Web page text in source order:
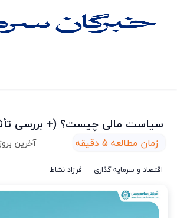
سیاست مالی چیست؟ (+ بررسی
زمان مطالعه 5 دقیقه آخرین
اقتصاد و سرمایه گذاری فرزاد نشاط